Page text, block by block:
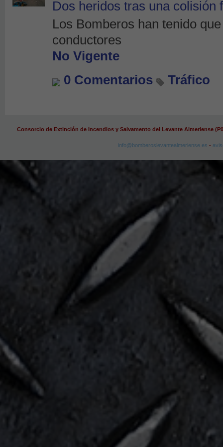
Dos heridos tras una colisión
Los Bomberos han tenido
conductores
No Vigente
0 Comentarios
Tráfico
Consorcio de Extinción de Incendios y Salvamento del Levante Almeriense
info@bomberoslevantealmeriense.es -